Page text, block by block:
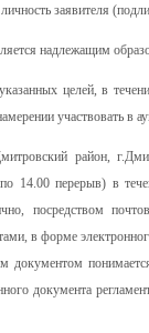
заявителя
надлежащим
целей, в
участвовать в
район,
перерыв) в
посредством
в форме
документом
документа